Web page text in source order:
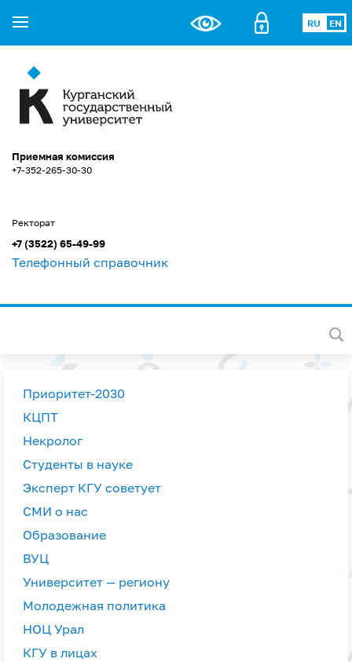
RU EN
Приемная комиссия
+7-352-265-30-30
Ректорат
+7 (3522) 65-49-99
Телефонный справочник
Приоритет-2030
КЦПТ
Некролог
Студенты в науке
Эксперт КГУ советует
СМИ о нас
Образование
ВУЦ
Университет — региону
Молодежная политика
НОЦ Урал
КГУ в лицах